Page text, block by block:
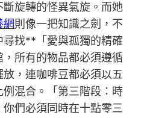
旋轉的怪異氣旋。而她
網則像一把知識之劍，不
尋找**「愛與孤獨的精確
所有的物品都必須遵循
，連咖啡豆都必須以五
混合。「第三階段：時
們必須同時在十點零三